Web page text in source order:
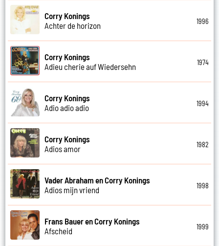
Corry Konings
Achter de horizon
1996
Corry Konings
Adieu cherie auf Wiedersehn
1974
Corry Konings
Adio adio adio
1994
Corry Konings
Adios amor
1982
Vader Abraham en Corry Konings
Adios mijn vriend
1998
Frans Bauer en Corry Konings
Afscheid
1999